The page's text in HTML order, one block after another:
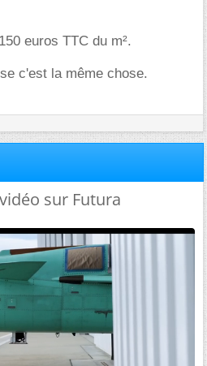
euros TTC du m².
c'est la même chose.
sur Futura